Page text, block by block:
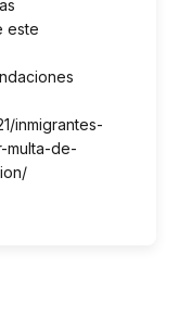
este
inmigrantes-
multa-de-